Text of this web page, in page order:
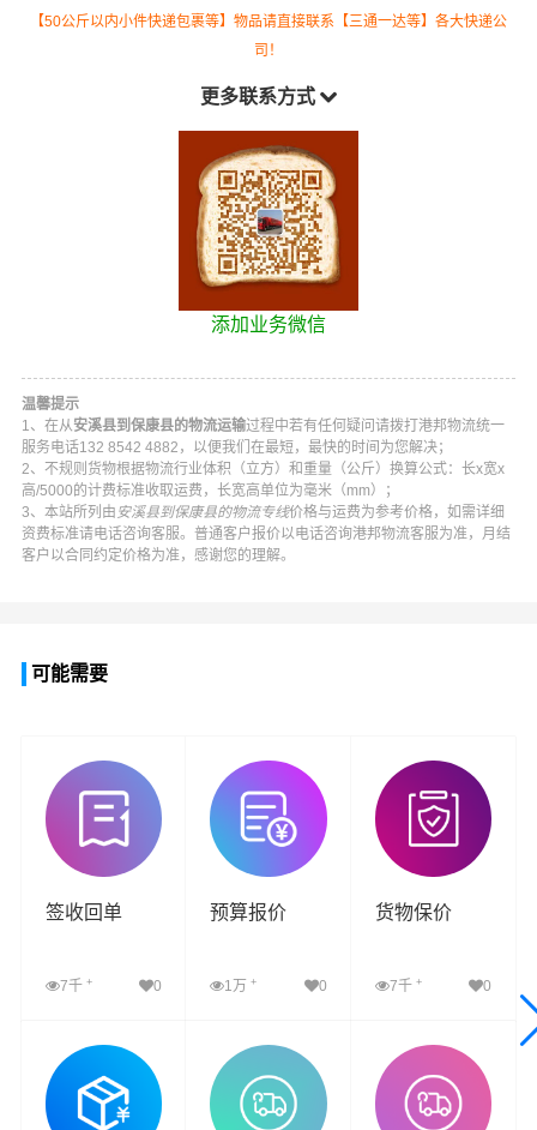
【50公斤以内小件快递包裹等】物品请直接联系【三通一达等】各大快递公
司！
更多联系方式
添加业务微信
温馨提示
1、在从安溪县到保康县的物流运输过程中若有任何疑问请拨打 港邦物流统一
服务电话132 8542 4882 ，以便我们在最短，最快的时间为您解决；
2、不规则货物根据物流行业体积（立方）和重量（公斤）换算公式：长x宽x
高/5000的计费标准收取运费，长宽高单位为毫米（mm）；
3、本站所列由 安溪县到保康县的物流专线价格与运费为参考价格，如需详细
资费标准请电话咨询客服。普通客户报价以电话咨询港邦物流客服为准，月结
客户以合同约定价格为准，感谢您的理解。
可能需要
签收回单
7千 + 0
查看详细
预算报价
1万+ 0
查看详细
货物保价
7千 + 0
查看详细